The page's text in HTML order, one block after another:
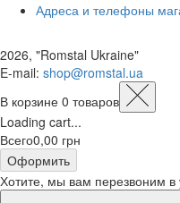
Адреса и телефоны
2026, "Romstal Ukraine"
​E-mail: shop@romstal.ua
В корзине 0 товаров
Loading cart...
Всего0,00 грн
Оформить
Хотите, мы вам перезвоним